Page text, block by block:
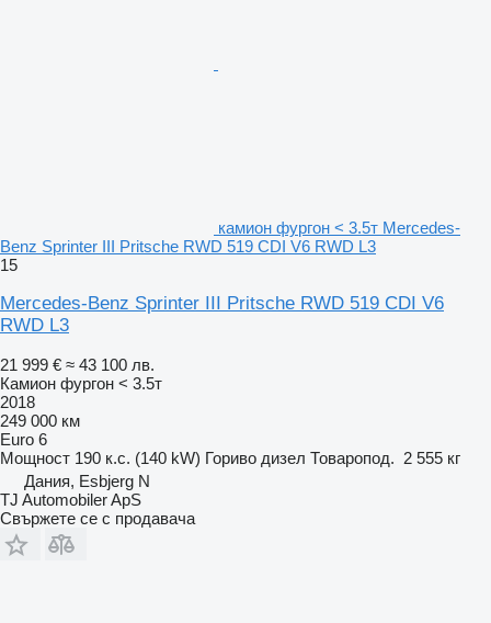
камион фургон < 3.5т Mercedes-
Benz Sprinter III Pritsche RWD 519 CDI V6 RWD L3
15
Mercedes-Benz Sprinter III Pritsche RWD 519 CDI V6
RWD L3
21 999 € ≈ 43 100 лв.
Камион фургон < 3.5т
2018
249 000 км
Euro 6
Мощност 190 к.с. (140 kW) Гориво дизел Товаропод. 2 555 кг
Дания, Esbjerg N
TJ Automobiler ApS
Свържете се с продавача